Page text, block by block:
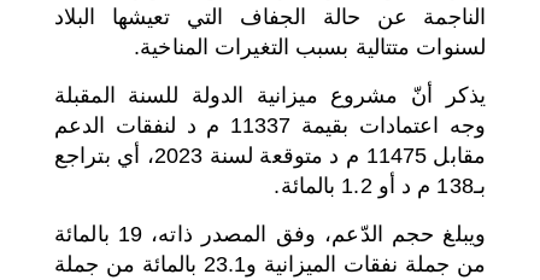
الناجمة عن حالة الجفاف التي تعيشها البلاد
لسنوات متتالية بسبب التغيرات المناخية.
يذكر أنّ مشروع ميزانية الدولة للسنة المقبلة
وجه اعتمادات بقيمة 11337 م د لنفقات الدعم
مقابل 11475 م د متوقعة لسنة 2023، أي بتراجع
بـ138 م د أو 1.2 بالمائة.
ويبلغ حجم الدّعم، وفق المصدر ذاته، 19 بالمائة
من جملة نفقات الميزانية و23.1 بالمائة من جملة